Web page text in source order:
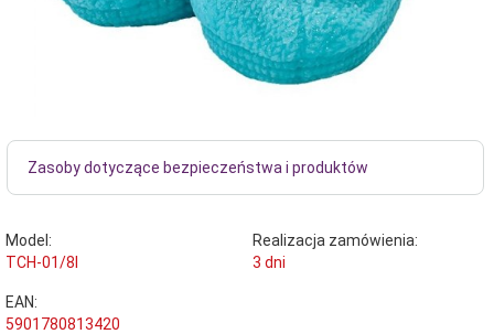
Zasoby dotyczące bezpieczeństwa i produktów
Model:
TCH-01/8I
Realizacja zamówienia:
3 dni
EAN:
5901780813420